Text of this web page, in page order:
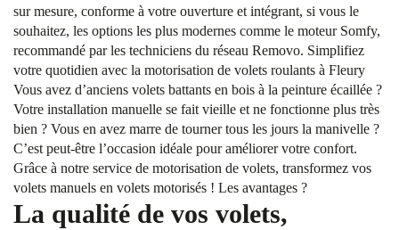
sur mesure, conforme à votre ouverture et intégrant, si vous le
souhaitez, les options les plus modernes comme le moteur Somfy,
recommandé par les techniciens du réseau Removo. Simplifiez
votre quotidien avec la motorisation de volets roulants à Fleury
Vous avez d’anciens volets battants en bois à la peinture écaillée ?
Votre installation manuelle se fait vieille et ne fonctionne plus très
bien ? Vous en avez marre de tourner tous les jours la manivelle ?
C’est peut-être l’occasion idéale pour améliorer votre confort.
Grâce à notre service de motorisation de volets, transformez vos
volets manuels en volets motorisés ! Les avantages ?
La qualité de vos volets,